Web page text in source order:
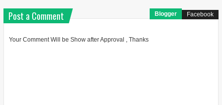
Post a Comment Blogger Facebook
Your Comment Will be Show after Approval , Thanks